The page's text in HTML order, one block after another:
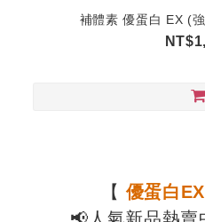
補體素 優蛋白 EX (
【 優蛋白